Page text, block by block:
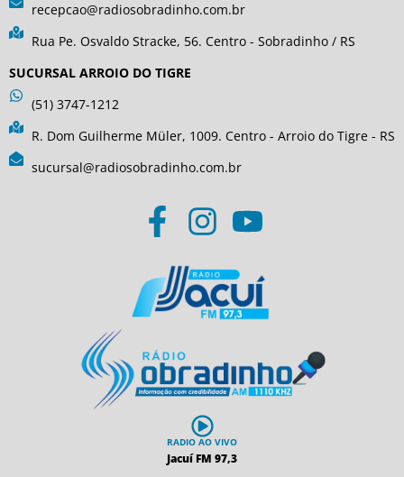
recepcao@radiosobradinho.com.br
Rua Pe. Osvaldo Stracke, 56. Centro - Sobradinho / RS
SUCURSAL ARROIO DO TIGRE
(51) 3747-1212
R. Dom Guilherme Müler, 1009. Centro - Arroio do Tigre - RS
sucursal@radiosobradinho.com.br
RADIO AO VIVO
Jacuí FM 97,3